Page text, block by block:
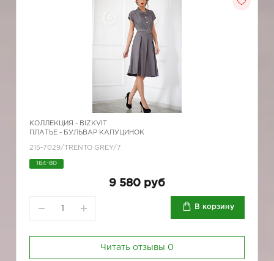
КОЛЛЕКЦИЯ - BIZKVIT
ПЛАТЬЕ - БУЛЬВАР КАПУЦИНОК
215-7029/TRENTO GREY/7
164-80
9 580 руб
В корзину
Читать отзывы 0